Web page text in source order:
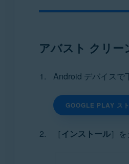
アバスト クリ
Android デバイスで
GOOGLE PLAY ス
［インストール］